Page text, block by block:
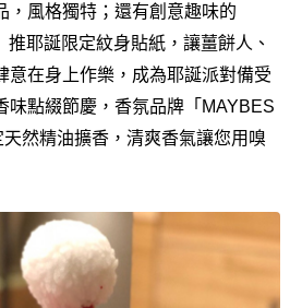
，風格獨特；還有創意趣味的
推耶誕限定紋身貼紙，讓薑餅人、
意在身上作樂，成為耶誕派對備受
味點綴節慶，香氛品牌「MAYBES
然精油擴香，清爽香氣讓您用嗅